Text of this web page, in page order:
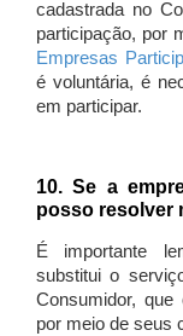
cadastrada no
participação, por
Empresas
é voluntária, é
em participar.
10. Se a
posso resolver
É importante
substitui o
Consumidor, que
por meio de seus